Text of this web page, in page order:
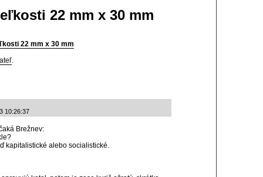
22 mm x 30 mm
22 mm x 30 mm
.
10:26:37
Brežnev:
kapitalistické alebo socialistické.